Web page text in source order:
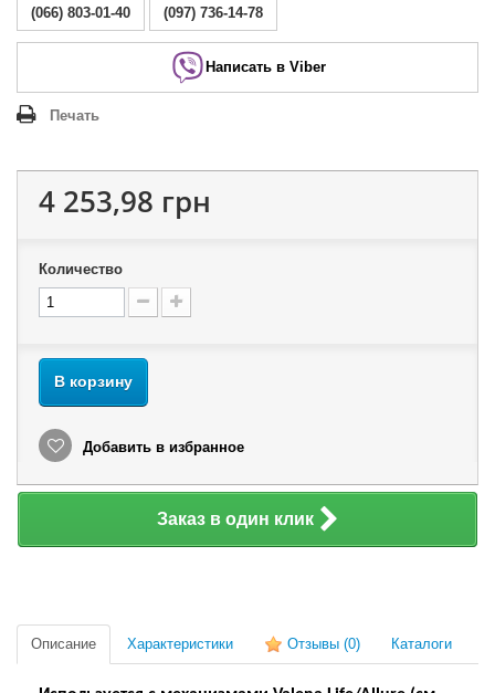
(066) 803-01-40 (097) 736-14-78
Написать в Viber
Печать
4 253,98 грн
Количество
В корзину
Добавить в избранное
Заказ в один клик
Описание Характеристики Отзывы (0) Каталоги